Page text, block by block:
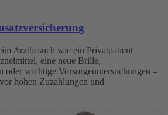
Arztbesuch wie ein Privatpatient
eine neue Brille,
oder wichtige Vorsorgeuntersuchungen –
hohen Zuzahlungen und